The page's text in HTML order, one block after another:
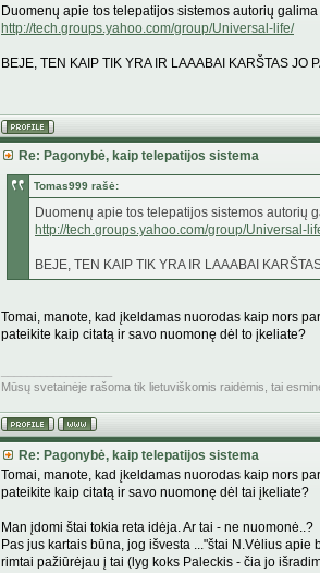
Duomenų apie tos telepatijos sistemos autorių
http://tech.groups.yahoo.com/group/Universal-life/
BEJE, TEN KAIP TIK YRA IR LAAABAI KARŠTAS JO
Re: Pagonybė, kaip telepatijos sistema
Tomas999 rašė:
Duomenų apie tos telepatijos sistemos autorių
http://tech.groups.yahoo.com/group/Universal-
BEJE, TEN KAIP TIK YRA IR LAAABAI
Tomai, manote, kad įkeldamas nuorodas kaip nors
pateikite kaip citatą ir savo nuomonę dėl to įkeliate?
Mūsų svetainėje rašoma tik lietuviškomis raidėmis, tai
Re: Pagonybė, kaip telepatijos sistema
Tomai, manote, kad įkeldamas nuorodas kaip nors
pateikite kaip citatą ir savo nuomonę dėl tai įkeliate?
Man įdomi štai tokia reta idėja. Ar tai - ne nuomonė..?
Pas jus kartais būna, jog išvesta ..."štai N.Vėlius
rimtai pažiūrėjau į tai (lyg koks Paleckis - čia jo